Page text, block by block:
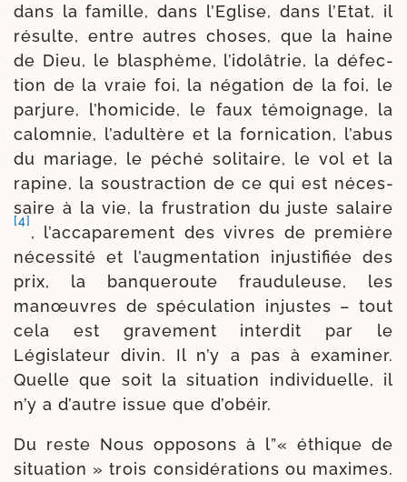
dans la famille, dans l’Eglise, dans l’Etat, il
résulte, entre autres choses, que la haine
de Dieu, le blas­phème, l’idolâ­trie, la défec­
tion de la vraie foi, la néga­tion de la foi, le
par­jure, l’ho­mi­cide, le faux témoi­gnage, la
calom­nie, l’a­dul­tère et la for­nication, l’a­bus
du mariage, le péché soli­taire, le vol et la
ra­pine, la sous­trac­tion de ce qui est néces­
saire à la vie, la frustra­tion du juste salaire
[4]
, l’ac­ca­pa­re­ment des vivres de pre­mière
néces­si­té et l’aug­men­ta­tion injus­ti­fiée des
prix, la ban­que­route frau­du­leuse, les
manœuvres de spé­cu­la­tion injustes – tout
cela est gra­ve­ment inter­dit par le
Législateur divin. Il n’y a pas à exa­mi­ner.
Quelle que soit la situa­tion indi­vi­duelle, il
n’y a d’au­tre issue que d’obéir.
Du reste Nous oppo­sons à l”« éthique de
situa­tion » trois consi­dé­ra­tions ou maximes.